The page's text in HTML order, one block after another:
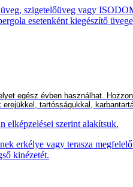
szigetelőüveg vagy
esetenként kiegészítő
egész évben használhat.
tartósságukkal,
elképzelései szerint alakítsuk.
erkélye vagy terasza
kinézetét.